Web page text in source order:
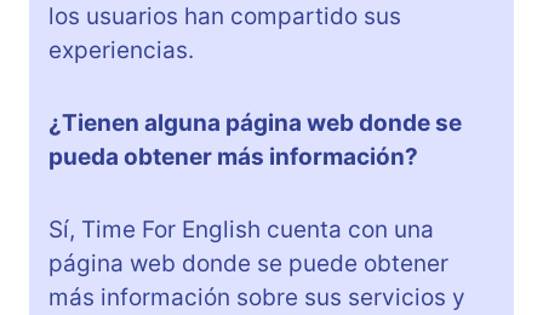
los usuarios han compartido sus
experiencias.
¿Tienen alguna página web donde se
pueda obtener más información?
Sí, Time For English cuenta con una
página web donde se puede obtener
más información sobre sus servicios y